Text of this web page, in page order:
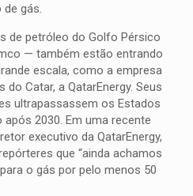
de gás.
de petróleo do Golfo Pérsico
— também estão entrando
escala, como a empresa
Catar, a QatarEnergy. Seus
ultrapassassem os Estados
2030. Em uma recente
executivo da QatarEnergy,
que “ainda achamos
o gás por pelo menos 50